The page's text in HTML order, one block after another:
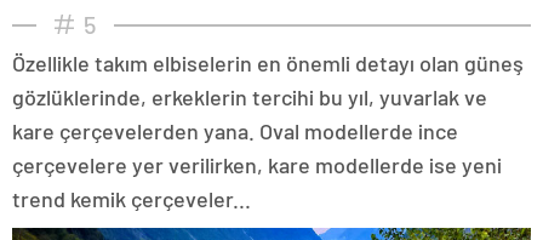
5
Özellikle takım elbiselerin en önemli detayı olan güneş
gözlüklerinde, erkeklerin tercihi bu yıl, yuvarlak ve
kare çerçevelerden yana. Oval modellerde ince
çerçevelere yer verilirken, kare modellerde ise yeni
trend kemik çerçeveler...